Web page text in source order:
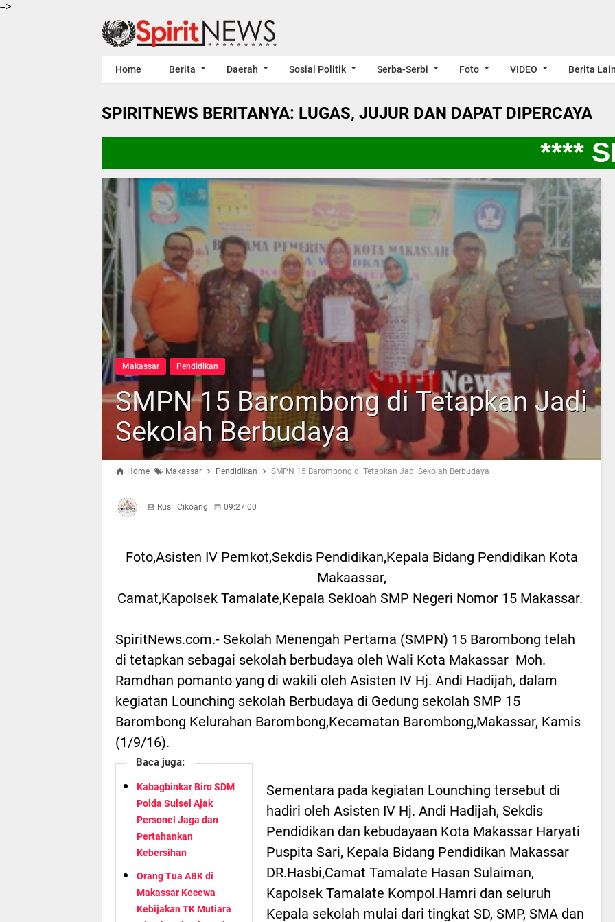
-->
Home Berita Daerah Sosial Politik Serba-Serbi Foto VIDEO Berita
SPIRITNEWS BERITANYA: LUGAS, JUJUR DAN DAPAT DIPERCAYA
****
Makassar Pendidikan
SMPN 15 Barombong di Tetapkan Jadi
Sekolah Berbudaya
Home Makassar Pendidikan SMPN 15 Barombong di Tetapkan Jadi Sekolah Berbudaya
Rusli Cikoang 09:27:00
Foto,Asisten IV Pemkot,Sekdis Pendidikan,Kepala Bidang Pendidikan Kota
Makaassar,
Camat,Kapolsek Tamalate,Kepala Sekloah SMP Negeri Nomor 15 Makassar.
SpiritNews.com.- Sekolah Menengah Pertama (SMPN) 15 Barombong telah
di tetapkan sebagai sekolah berbudaya oleh Wali Kota Makassar Moh.
Ramdhan pomanto yang di wakili oleh Asisten IV Hj. Andi Hadijah, dalam
kegiatan Lounching sekolah Berbudaya di Gedung sekolah SMP 15
Barombong Kelurahan Barombong,Kecamatan Barombong,Makassar, Kamis
(1/9/16).
Baca juga:
Kabagbinkar Biro SDM
Polda Sulsel Ajak
Personel Jaga dan
Pertahankan
Kebersihan
Orang Tua ABK di
Makassar Kecewa
Kebijakan TK Mutiara
Sementara pada kegiatan Lounching tersebut di
hadiri oleh Asisten IV Hj. Andi Hadijah, Sekdis
Pendidikan dan kebudayaan Kota Makassar Haryati
Puspita Sari, Kepala Bidang Pendidikan Makassar
DR.Hasbi,Camat Tamalate Hasan Sulaiman,
Kapolsek Tamalate Kompol.Hamri dan seluruh
Kepala sekolah mulai dari tingkat SD, SMP, SMA dan